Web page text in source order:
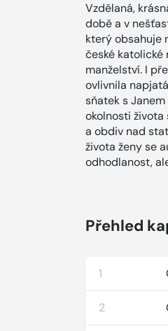
Vzdělaná,
době a v
který obsahuje
české katolické
manželství. I
ovlivnila
sňatek s
okolnosti života
a obdiv nad
života ženy se
odhodlanost,
Přehled
1
2